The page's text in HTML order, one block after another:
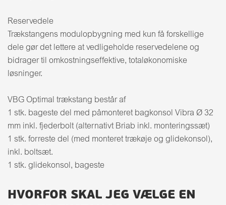
Reservedele
Trækstangens modulopbygning med kun få forskellige
dele gør det lettere at vedligeholde reservedelene og
bidrager til omkostningseffektive, totaløkonomiske
løsninger.
VBG Optimal trækstang består af
1 stk. bageste del med påmonteret bagkonsol Vibra Ø 32
mm inkl. fjederbolt (alternativt Briab inkl. monteringssæt)
1 stk. forreste del (med monteret trækøje og glidekonsol),
inkl. boltsæt.
1 stk. glidekonsol, bageste
HVORFOR SKAL JEG VÆLGE EN